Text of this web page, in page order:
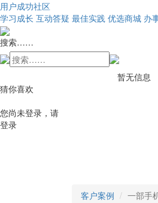
用户成功社区
学习成长 互动答疑 最佳实践 优选商城 办
搜索……
暂无信息
猜你喜欢
您尚未登录，请
登录
客户案例 一部手